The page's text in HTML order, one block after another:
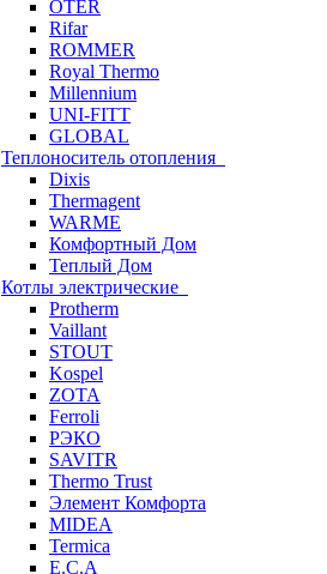
OTER
Rifar
ROMMER
Royal Thermo
Millennium
UNI-FITT
GLOBAL
Теплоноситель отопления
Dixis
Thermagent
WARME
Комфортный Дом
Теплый Дом
Котлы электрические
Protherm
Vaillant
STOUT
Kospel
ZOTA
Ferroli
РЭКО
SAVITR
Thermo Trust
Элемент Комфорта
MIDEA
Termica
E.C.A